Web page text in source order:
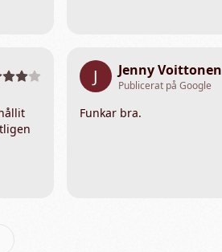
J Jenny Voittonen
Publicerat på Google
Funkar bra.